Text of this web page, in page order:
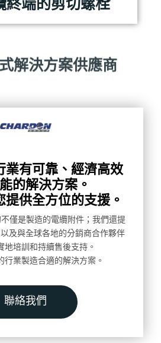
終端的剪切螺栓
解決方案供應商
業有可靠、經濟高效
的解決方案。
提供全方位的支援。
僅是製造的電纜附件；我們還提
及與全球各地的分銷商合作夥伴
地培訓和持續售後支持。
行業製造合適的解決方案。
聯絡我們